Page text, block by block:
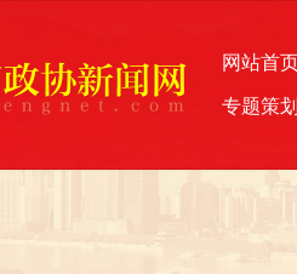
网站首
专题策划